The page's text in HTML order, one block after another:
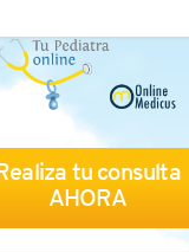
tu consulta
AHORA